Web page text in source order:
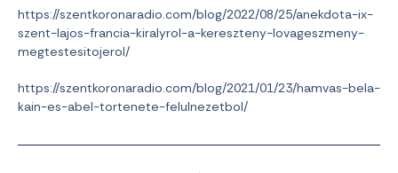
https://szentkoronaradio.com/blog/2022/08/25/anekdota-ix-
szent-lajos-francia-kiralyrol-a-kereszteny-lovageszmeny-
megtestesitojerol/
https://szentkoronaradio.com/blog/2021/01/23/hamvas-bela-
kain-es-abel-tortenete-felulnezetbol/